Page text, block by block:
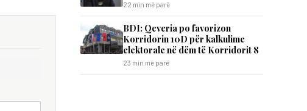
22 min më parë
BDI: Qeveria po favorizon
Korridorin 10D për kalkulime
elektorale në dëm të Korridorit 8
23 min më parë